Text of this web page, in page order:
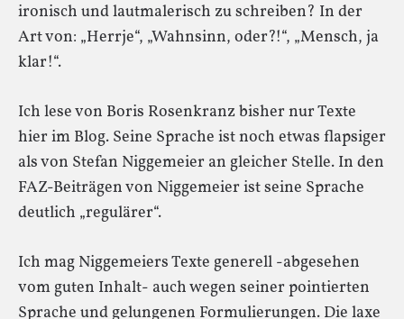
ironisch und lautmalerisch zu schreiben? In der
Art von: „Herrje“, „Wahnsinn, oder?!“, „Mensch, ja
klar!“.
Ich lese von Boris Rosenkranz bisher nur Texte
hier im Blog. Seine Sprache ist noch etwas flapsiger
als von Stefan Niggemeier an gleicher Stelle. In den
FAZ-Beiträgen von Niggemeier ist seine Sprache
deutlich „regulärer“.
Ich mag Niggemeiers Texte generell -abgesehen
vom guten Inhalt- auch wegen seiner pointierten
Sprache und gelungenen Formulierungen. Die laxe